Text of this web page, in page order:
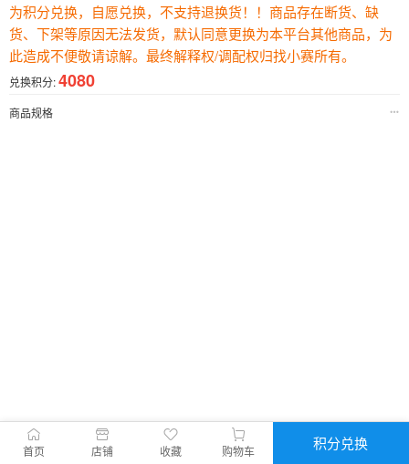
为积分兑换，自愿兑换，不支持退换货！！商品存在断货、缺
货、下架等原因无法发货，默认同意更换为本平台其他商品，为
此造成不便敬请谅解。最终解释权/调配权归找小赛所有。
兑换积分:4080
商品规格
首页 店铺 收藏 购物车 积分兑换